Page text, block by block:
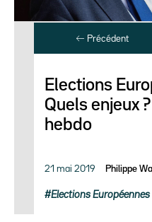
Précédent
Elections
Quels enjeux
hebdo
21 mai 2019 Philippe
Elections Européennes